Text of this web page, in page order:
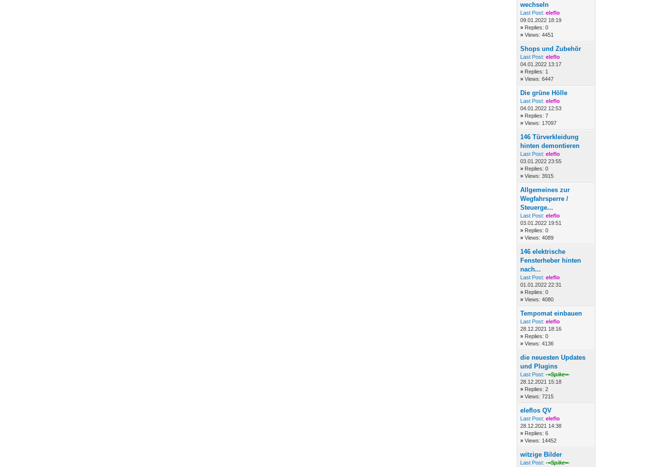
wechseln
Last Post: eleflo
09.01.2022 18:19
» Replies: 0
»Views: 4451
Shops und Zubehör
Last Post: eleflo
04.01.2022 13:17
» Replies: 1
»Views: 6447
Die grüne Hölle
Last Post: eleflo
04.01.2022 12:53
» Replies: 7
»Views: 17097
146 Türverkleidung
hinten demontieren
Last Post: eleflo
03.01.2022 23:55
» Replies: 0
»Views: 3915
Allgemeines zur
Wegfahrsperre /
Steuerge...
Last Post: eleflo
03.01.2022 19:51
» Replies: 0
»Views: 4089
146 elektrische
Fensterheber hinten
nach...
Last Post: eleflo
01.01.2022 22:31
» Replies: 0
»Views: 4080
Tempomat einbauen
Last Post: eleflo
28.12.2021 18:16
» Replies: 0
»Views: 4136
die neuesten Updates
und Plugins
Last Post: -=Spike=-
28.12.2021 15:18
» Replies: 2
»Views: 7215
eleflos QV
Last Post: eleflo
28.12.2021 14:38
» Replies: 6
»Views: 14452
witzige Bilder
Last Post: -=Spike=-